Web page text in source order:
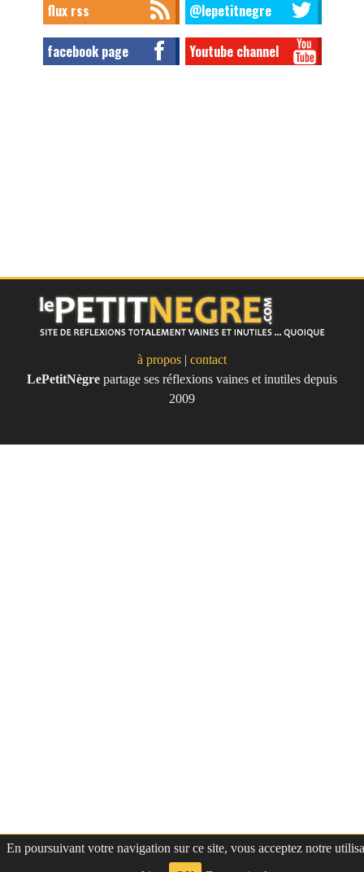
En poursuivant votre navigation sur ce site, vous acceptez notre
flux rss @lepetitnegre
facebook page Youtube channel
Le Petit Nègre
à propos | contact
LePetitNègre partage ses réflexions vaines et inutiles depuis
2009